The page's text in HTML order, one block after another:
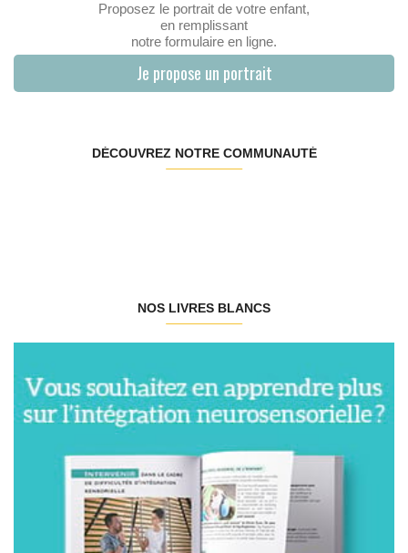
Proposez le portrait de votre enfant,
en remplissant
notre formulaire en ligne.
Je propose un portrait
DÉCOUVREZ NOTRE COMMUNAUTÉ
NOS LIVRES BLANCS